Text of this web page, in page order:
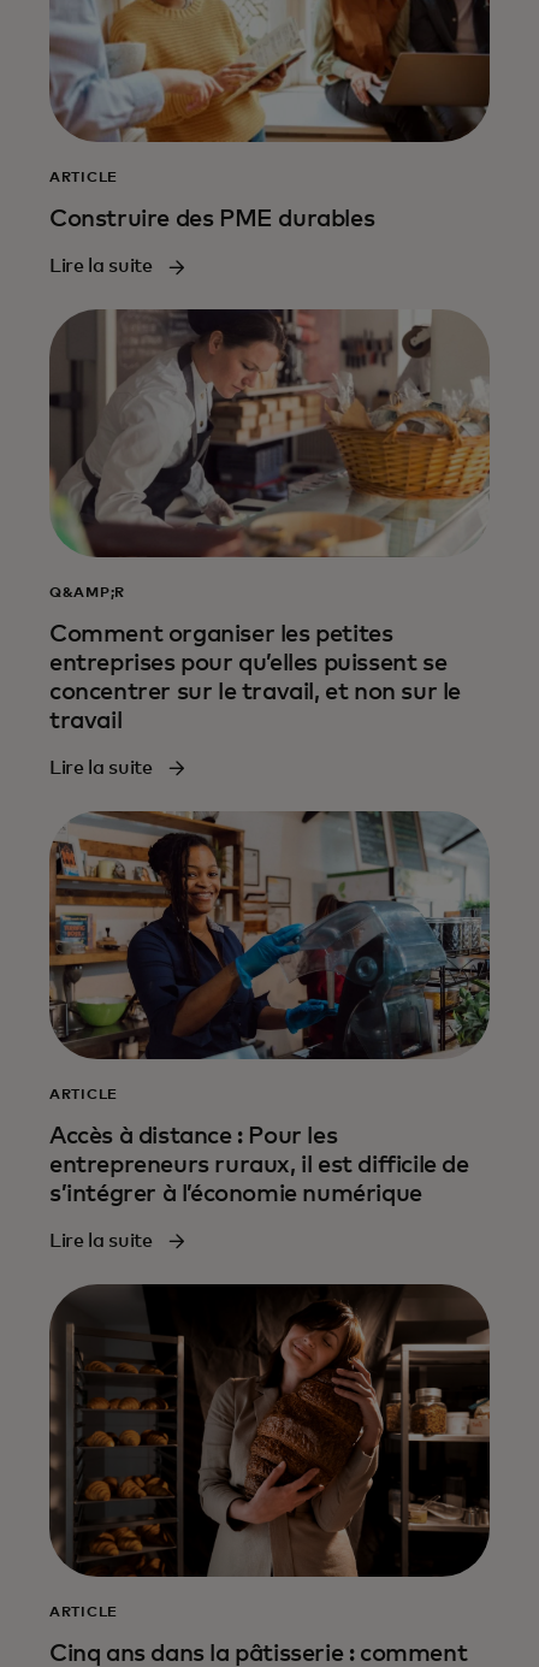
ARTICLE
Construire des PME durables
Lire la suite
Q&AMP;R
Comment organiser les petites
entreprises pour qu’elles puissent se
concentrer sur le travail, et non sur le
travail
Lire la suite
ARTICLE
Accès à distance : Pour les
entrepreneurs ruraux, il est difficile de
s’intégrer à l’économie numérique
Lire la suite
ARTICLE
Cinq ans dans la pâtisserie : comment